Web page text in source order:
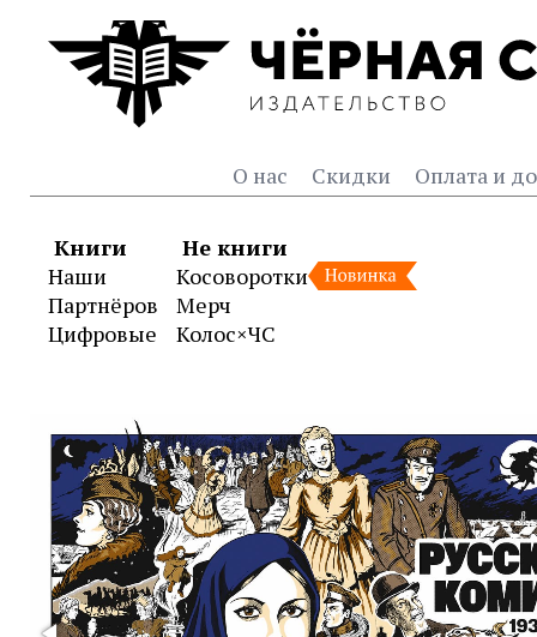
О нас Скидки Оплата и
Книги
Наши
Партнёров
Цифровые
Не книги
Косоворотки
Мерч
Колос×ЧС